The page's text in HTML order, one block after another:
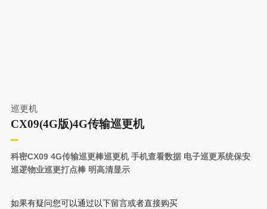
巡更机
CX09(4G版)4G传输巡更机
科密CX09 4G传输巡更棒巡更机 手机查看数据 电子巡更系统保安
巡逻物业巡更打点棒 明高清显示
如果有疑问您可以通过以下留言或者直接购买